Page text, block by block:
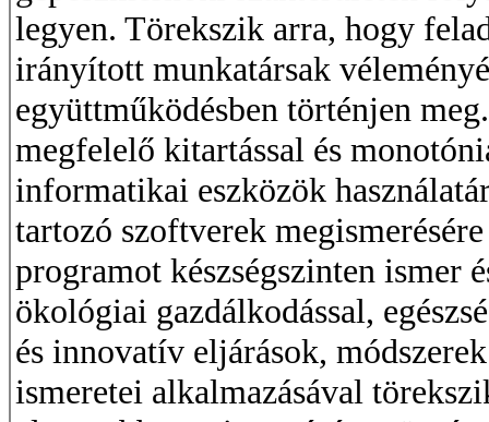
legyen. Törekszik arra, hogy
irányított munkatársak
együttműködésben történjen
megfelelő kitartással és
informatikai eszközök
tartozó szoftverek
programot készségszinten ismer
ökológiai gazdálkodással,
és innovatív eljárások,
ismeretei alkalmazásával